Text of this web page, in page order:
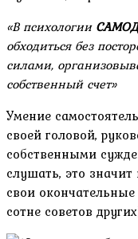
«В психологии
обходиться без
силами,
собственный счет»
Умение
своей головой,
собственными
слушать, это значит
свои
сотне советов